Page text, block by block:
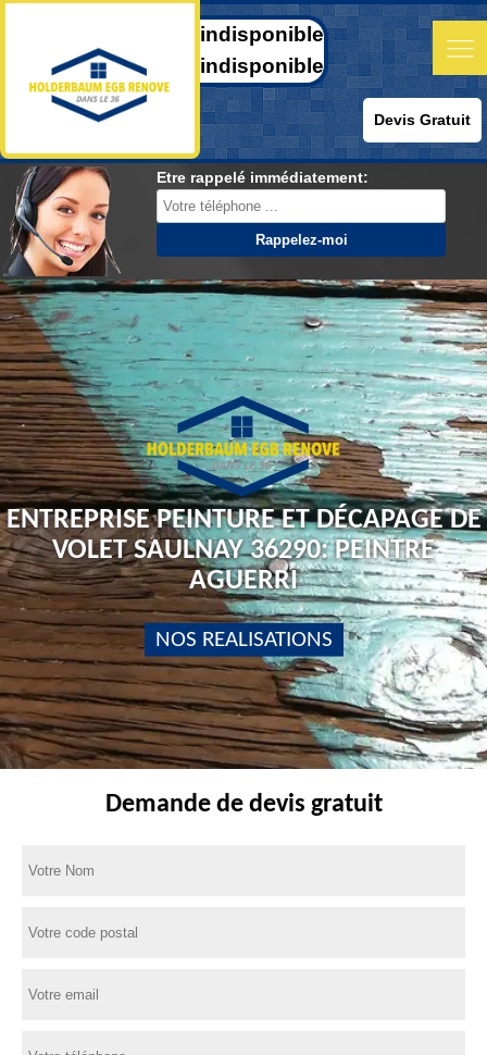
indisponible
indisponible
Devis Gratuit
Etre rappelé immédiatement:
ENTREPRISE PEINTURE ET DÉCAPAGE DE
VOLET SAULNAY 36290: PEINTRE
AGUERRI
NOS REALISATIONS
Demande de devis gratuit